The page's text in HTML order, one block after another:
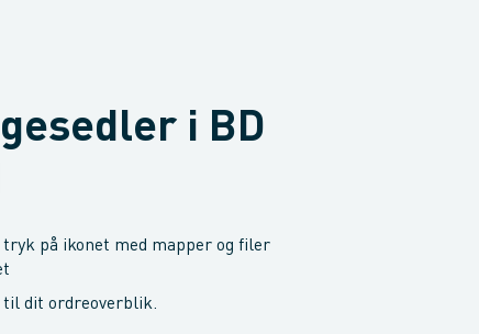
i BD
tryk på ikonet med mapper og filer
til dit ordreoverblik.